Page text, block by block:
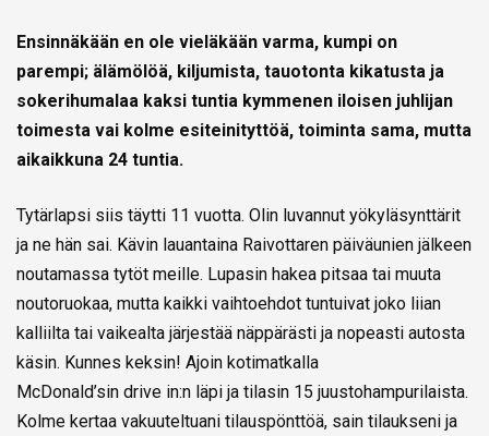
Ensinnäkään en ole vieläkään varma, kumpi on
parempi; älämölöä, kiljumista, tauotonta kikatusta ja
sokerihumalaa kaksi tuntia kymmenen iloisen juhlijan
toimesta vai kolme esiteinityttöä, toiminta sama, mutta
aikaikkuna 24 tuntia.
Tytärlapsi siis täytti 11 vuotta. Olin luvannut yökyläsynttärit
ja ne hän sai. Kävin lauantaina Raivottaren päiväunien jälkeen
noutamassa tytöt meille. Lupasin hakea pitsaa tai muuta
noutoruokaa, mutta kaikki vaihtoehdot tuntuivat joko liian
kalliilta tai vaikealta järjestää näppärästi ja nopeasti autosta
käsin. Kunnes keksin! Ajoin kotimatkalla
McDonald’sin drive in:n läpi ja tilasin 15 juustohampurilaista.
Kolme kertaa vakuuteltuani tilauspönttöä, sain tilaukseni ja